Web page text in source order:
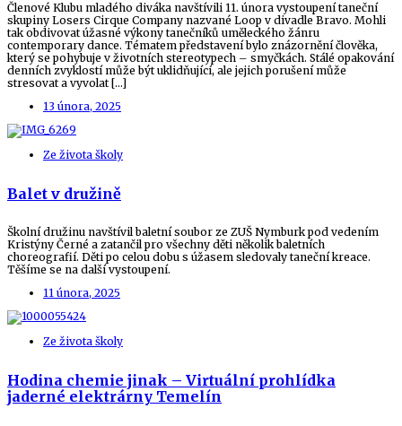
Členové Klubu mladého diváka navštívili 11. února vystoupení taneční
skupiny Losers Cirque Company nazvané Loop v divadle Bravo. Mohli
tak obdivovat úžasné výkony tanečníků uměleckého žánru
contemporary dance. Tématem představení bylo znázornění člověka,
který se pohybuje v životních stereotypech – smyčkách. Stálé opakování
denních zvyklostí může být uklidňující, ale jejich porušení může
stresovat a vyvolat […]
13 února, 2025
Ze života školy
Balet v družině
Školní družinu navštívil baletní soubor ze ZUŠ Nymburk pod vedením
Kristýny Černé a zatančil pro všechny děti několik baletních
choreografií. Děti po celou dobu s úžasem sledovaly taneční kreace.
Těšíme se na další vystoupení.
11 února, 2025
Ze života školy
Hodina chemie jinak – Virtuální prohlídka
jaderné elektrárny Temelín